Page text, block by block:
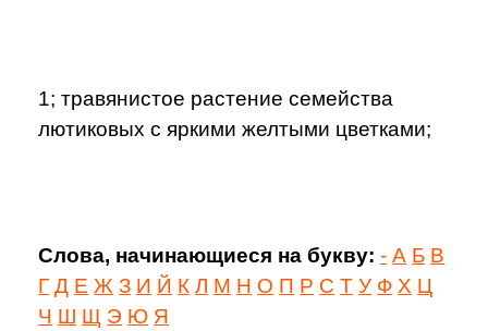
1; травянистое растение семейства
лютиковых с яркими желтыми цветками;
Слова, начинающиеся на букву: - А Б В
Г Д Е Ж З И Й К Л М Н О П Р С Т У Ф Х Ц
Ч Ш Щ Э Ю Я